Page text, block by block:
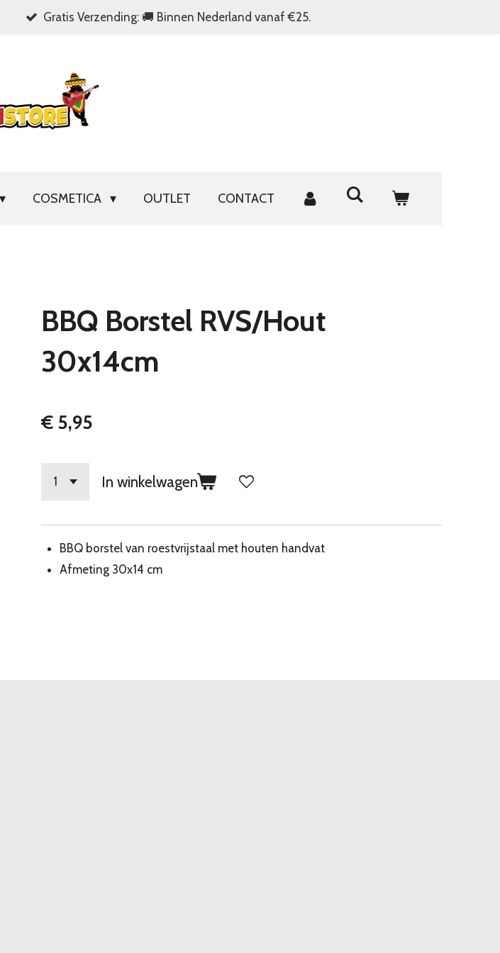
Gratis Verzending: 🚚 Binnen Nederland vanaf €25.
COSMETICA OUTLET CONTACT
BBQ Borstel RVS/Hout
30x14cm
€ 5,95
In winkelwagen
BBQ borstel van roestvrijstaal met houten handvat
Afmeting 30x14 cm